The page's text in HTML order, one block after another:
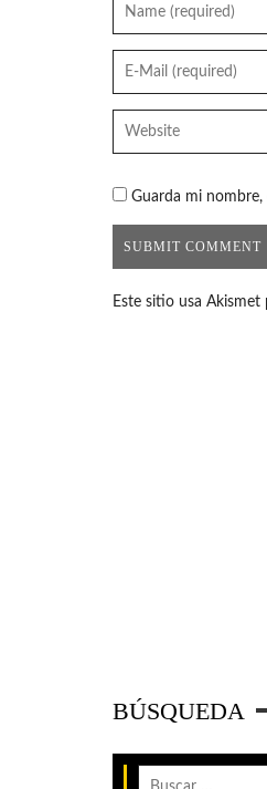
Guarda mi
Este sitio usa Akismet
BÚSQUEDA